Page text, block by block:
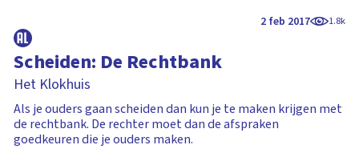
2 feb 2017 1.8k
Scheiden: De Rechtbank
Het Klokhuis
Als je ouders gaan scheiden dan kun je te maken krijgen met
de rechtbank. De rechter moet dan de afspraken
goedkeuren die je ouders maken.